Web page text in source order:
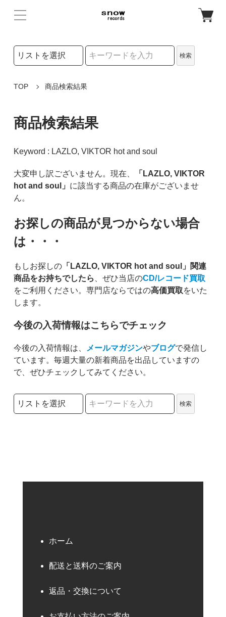
検索リストの選択
検索
TOP 商品検索結果
商品検索結果
Keyword : LAZLO, VIKTOR hot and soul
大変申し訳ございません。現在、
「LAZLO, VIKTOR
hot and soul」 に該当する商品の在庫がございませ
ん。
お探しの商品が見つからない場合
は・・・
もしお探しの「LAZLO, VIKTOR hot and soul」関連
商品をお持ちでしたら 、ぜひ当店のCD/レコード買取
をご利用ください。専門店ならではの高価買取をいた
します。
今後の入荷情報はこちらでチェック
今後の入荷情報は、 メールマガジンやブログで発信し
ています。毎週大量の新着商品を出品していますの
で、ぜひチェックしてみてください。
検索リストの選択
検索
ホーム
配送と送料のご案内
返品・交換について